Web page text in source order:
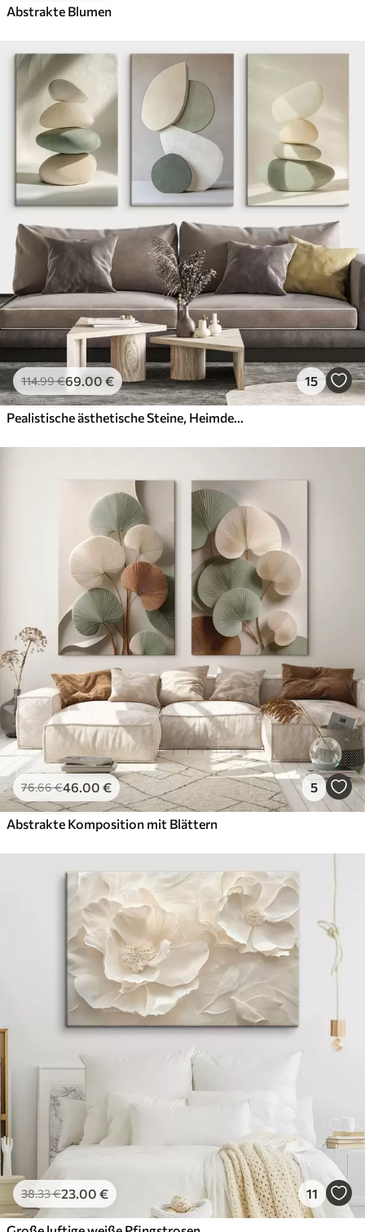
Abstrakte Blumen
114.99€69.00 € 15
Pealistische ästhetische Steine, Heimdekoration, natürliche Beleuchtung
76.66€46.00 € 5
Abstrakte Komposition mit Blättern
38.33€23.00 € 11